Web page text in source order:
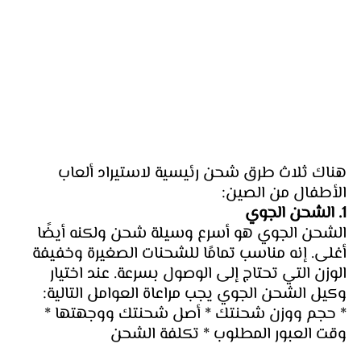
هناك ثلاث طرق شحن رئيسية لاستيراد ألعاب
الأطفال من الصين:
1. الشحن الجوي
الشحن الجوي هو أسرع وسيلة شحن ولكنه أيضًا
أغلى. إنه مناسب تمامًا للشحنات الصغيرة وخفيفة
الوزن التي تحتاج إلى الوصول بسرعة. عند اختيار
وكيل الشحن الجوي يجب مراعاة العوامل التالية:
* حجم ووزن شحنتك * أصل شحنتك ووجهتها *
وقت العبور المطلوب * تكلفة الشحن